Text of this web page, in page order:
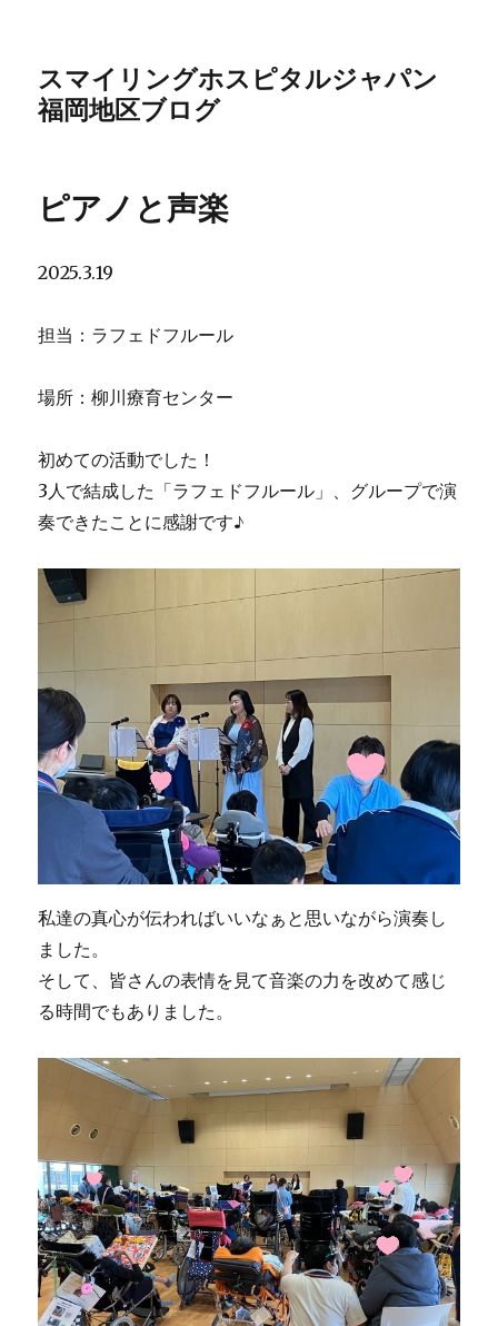
スマイリングホスピタルジャパン
福岡地区ブログ
ピアノと声楽
2025.3.19
担当：ラフェドフルール
場所：柳川療育センター
初めての活動でした！
3人で結成した「ラフェドフルール」、グループで演
奏できたことに感謝です♪
私達の真心が伝わればいいなぁと思いながら演奏し
ました。
そして、皆さんの表情を見て音楽の力を改めて感じ
る時間でもありました。